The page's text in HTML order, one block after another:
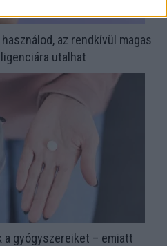
az rendkívül magas
utalhat
a gyógyszereiket – emiatt